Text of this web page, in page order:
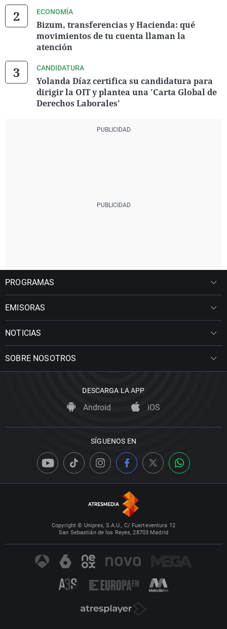
ECONOMÍA
Bizum, transferencias y Hacienda: qué
movimientos de tu cuenta llaman la
atención
CANDIDATURA
Yolanda Díaz certifica su candidatura para
dirigir la OIT y plantea una 'Carta Global de
Derechos Laborales'
PROGRAMAS
EMISORAS
NOTICIAS
SOBRE NOSOTROS
DESCARGA LA APP
Android iOS
SÍGUENOS EN
Copyright © Uniprex, S.A.U., C/ Fuerteventura 12
San Sebastián de los Reyes, 28703 Madrid